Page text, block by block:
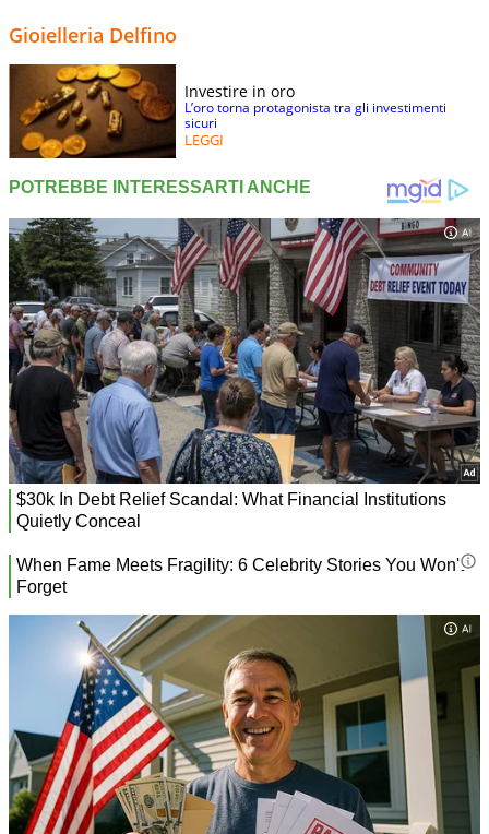
Gioielleria Delfino
Investire in oro
L’oro torna protagonista tra gli investimenti
sicuri
LEGGI